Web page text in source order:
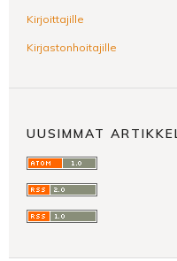
Kirjoittajille
Kirjastonhoitajille
UUSIMMAT